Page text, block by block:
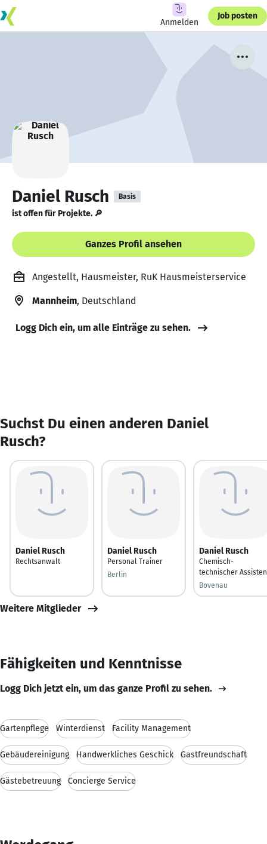
Anmelden
Job posten
Daniel Rusch Basis
ist offen für Projekte. 🔎
Ganzes Profil ansehen
Angestellt, Hausmeister, RuK Hausmeisterservice
Mannheim, Deutschland
Logg Dich ein, um alle Einträge zu sehen.
Suchst Du einen anderen Daniel
Rusch?
Daniel Rusch
Rechtsanwalt
Daniel Rusch
Personal Trainer
Berlin
Daniel Rusch
Chemisch-
technischer
Bovenau
Weitere Mitglieder
Fähigkeiten und Kenntnisse
Logg Dich jetzt ein, um das ganze Profil zu sehen.
Gartenpflege Winterdienst Facility Management
Gebäudereinigung Handwerkliches Geschick Gastfreundschaft
Gästebetreuung Concierge Service